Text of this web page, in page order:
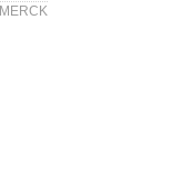
MERCK